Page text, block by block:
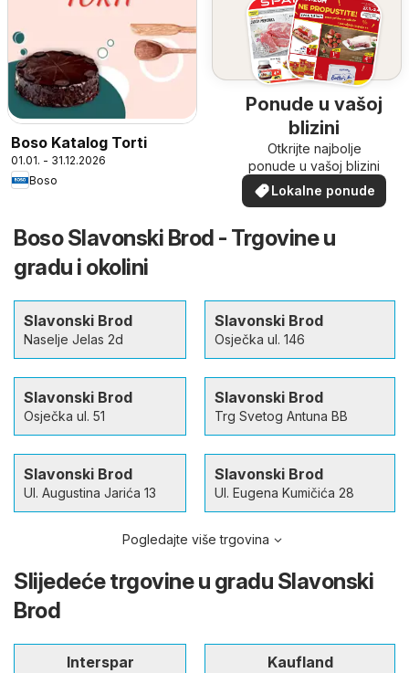
Boso Katalog Torti
01.01. - 31.12.2026
Boso
Ponude u vašoj
blizini
Otkrijte najbolje
ponude u vašoj blizini
Lokalne ponude
Boso Slavonski Brod - Trgovine u
gradu i okolini
Slavonski Brod
Naselje Jelas 2d
Slavonski Brod
Osječka ul. 146
Slavonski Brod
Osječka ul. 51
Slavonski Brod
Trg Svetog Antuna BB
Slavonski Brod
Ul. Augustina Jarića 13
Slavonski Brod
Ul. Eugena Kumičića 28
Pogledajte više trgovina
Slijedeće trgovine u gradu Slavonski
Brod
Interspar
Kaufland